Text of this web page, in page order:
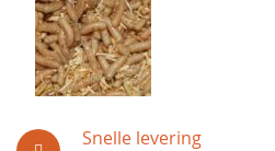
Snelle levering